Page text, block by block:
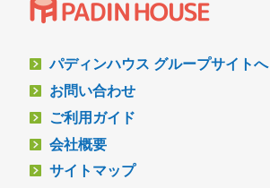
パディンハウス グループサイトへ
お問い合わせ
ご利用ガイド
会社概要
サイトマップ